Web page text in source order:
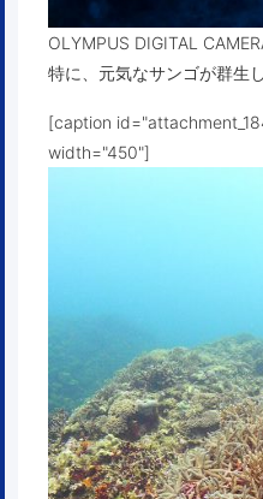
OLYMPUS DIGITAL
特に、元気なサンゴが群生
[caption
width="450"]